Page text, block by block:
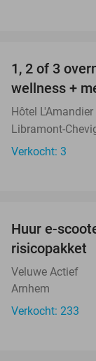
TODAY
1, 2 of 3
wellness +
Hôtel L'Amandier
Libramont-
Verkocht: 3
Huur e-
risicopakket
Veluwe Actief
Arnhem
Verkocht: 233